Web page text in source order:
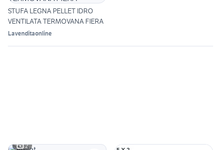
STUFA LEGNA PELLET IDRO
VENTILATA TERMOVANA FIERA
Lavenditaonline
2